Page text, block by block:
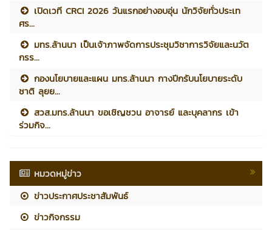
เปิดเวที CRCI 2026 วันแรกอย่างอบอุ่น นักวิจัยทั่วประเท
ศร...
มทร.ล้านนา เป็นเจ้าภาพจัดการประชุมวิชาการวิจัยและนวัต
กรร...
กองนโยบายและแผน มทร.ล้านนา กางปีกรับนโยบายระดับ
ชาติ ลุยย...
สวส.มทร.ล้านนา ขอเชิญชวน อาจารย์ และบุคลากร เข้า
ร่วมกิจ...
หมวดหมู่ข่าว
ข่าวประกาศประชาสัมพันธ์
ข่าวกิจกรรม